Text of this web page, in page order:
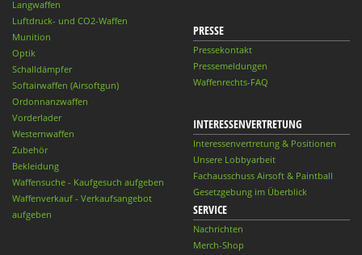
Langwaffen
Luftdruck- und CO2-Waffen
Munition
Optik
Schalldämpfer
Softairwaffen (Airsoftgun)
Ordonnanzwaffen
Vorderlader
Westernwaffen
Zubehör
Bekleidung
Waffensuche - Kaufgesuch aufgeben
Waffenverkauf - Verkaufsangebot
aufgeben
PRESSE
Pressekontakt
Pressemeldungen
Waffenrechts-FAQ
INTERESSENVERTRETUNG
Interessenvertretung & Positionen
Unsere Lobbyarbeit
Fachausschuss Airsoft & Paintball
Gesetzgebung im Überblick
SERVICE
Nachrichten
Merch-Shop